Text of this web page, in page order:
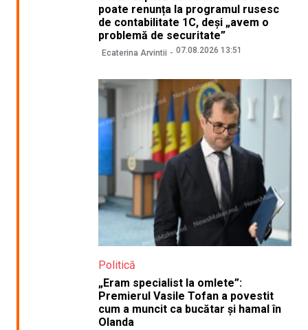
poate renunța la programul rusesc
de contabilitate 1C, deși „avem o
problemă de securitate”
Ecaterina Arvintii 07.08.2026 13:51
Politică
„Eram specialist la omlete”:
Premierul Vasile Tofan a povestit
cum a muncit ca bucătar și hamal în
Olanda